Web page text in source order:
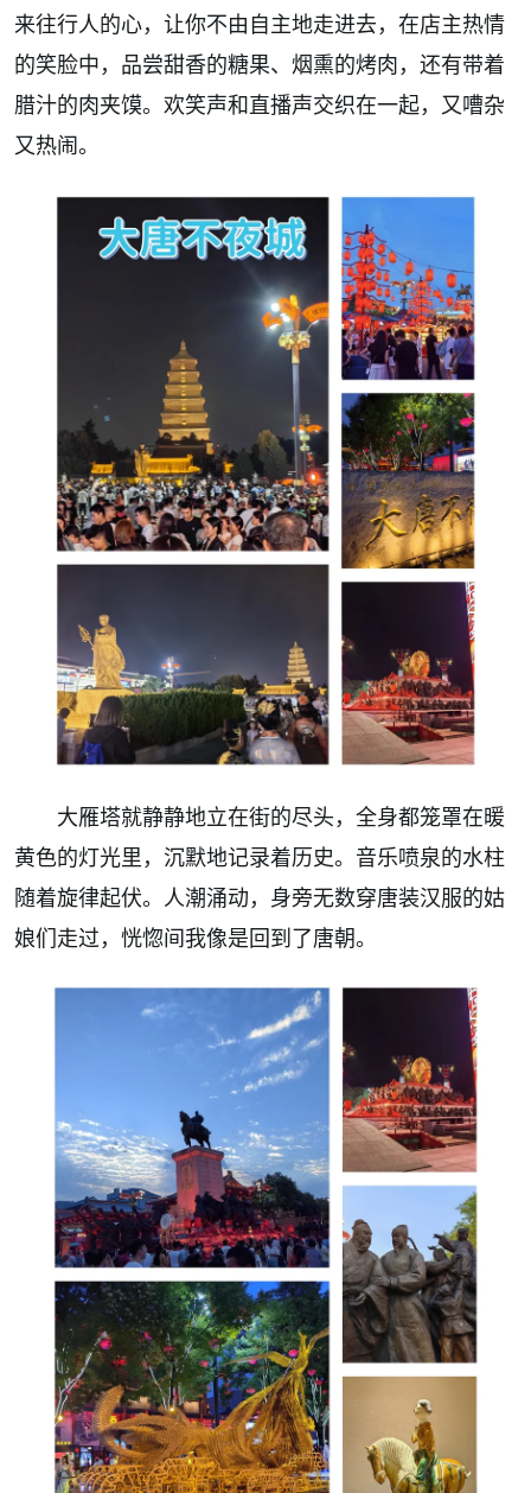
来往行人的心，让你不由自主地走进去，在店主热情
的笑脸中，品尝甜香的糖果、烟熏的烤肉，还有带着
腊汁的肉夹馍。欢笑声和直播声交织在一起，又嘈杂
又热闹。
大雁塔就静静地立在街的尽头，全身都笼罩在暖
黄色的灯光里，沉默地记录着历史。音乐喷泉的水柱
随着旋律起伏。人潮涌动，身旁无数穿唐装汉服的姑
娘们走过，恍惚间我像是回到了唐朝。